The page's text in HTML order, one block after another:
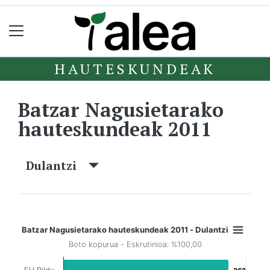
HAUTESKUNDEAK
Batzar Nagusietarako
hauteskundeak 2011
Dulantzi
Batzar Nagusietarako hauteskundeak 2011 - Dulantzi
Boto kopurua - Eskrutinioa: %100,00